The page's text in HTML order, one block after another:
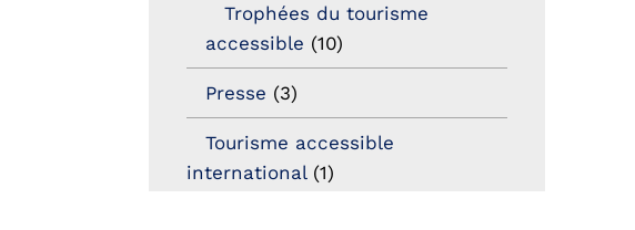
Trophées du tourisme
accessible (10)
Presse (3)
Tourisme accessible
international(1)